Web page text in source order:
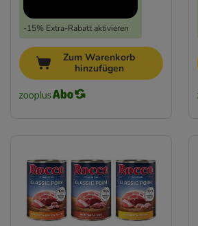
-15% Extra-Rabatt aktivieren
Zum Warenkorb
hinzufügen